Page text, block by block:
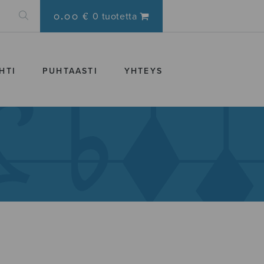
0.00 € 0 tuotetta
PUHTAASTI YHTEYS